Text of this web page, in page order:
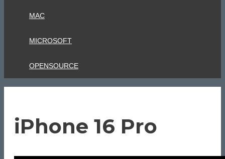
MAC
MICROSOFT
OPENSOURCE
iPhone 16 Pro